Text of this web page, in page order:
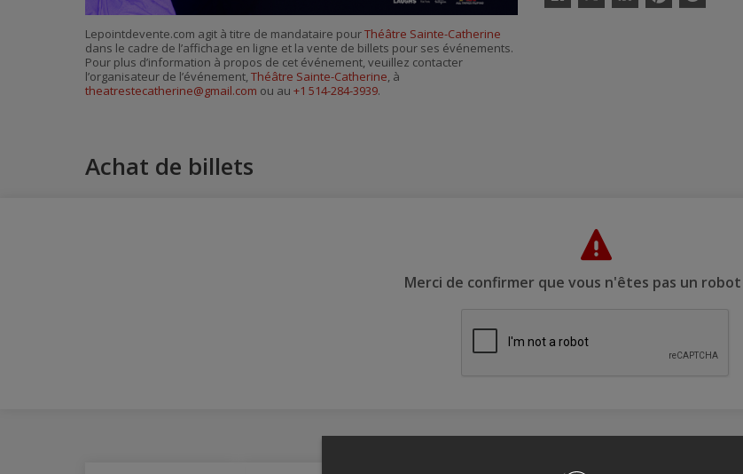
Facebook LinkedinPinterestEnvoyer
Lepointdevente.com agit à titre de mandataire pourThéâtre Sainte-Catherine
dans le cadre de l’affichage en ligne et la vente de billets pour ses événements.
Pour plus d’information à propos de cet événement, veuillez contacter
l’organisateur de l’événement, Théâtre Sainte-Catherine, à
theatrestecatherine@gmail.com ou au +1 514-284-3939.
Achat de billets
Merci de confirmer que vous n'êtes pas un robot